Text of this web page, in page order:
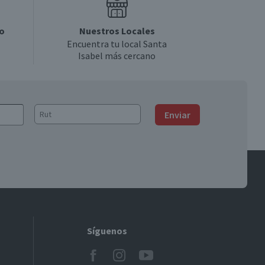
Nuestros Locales
Encuentra tu local Santa
Isabel más cercano
Enviar
Síguenos